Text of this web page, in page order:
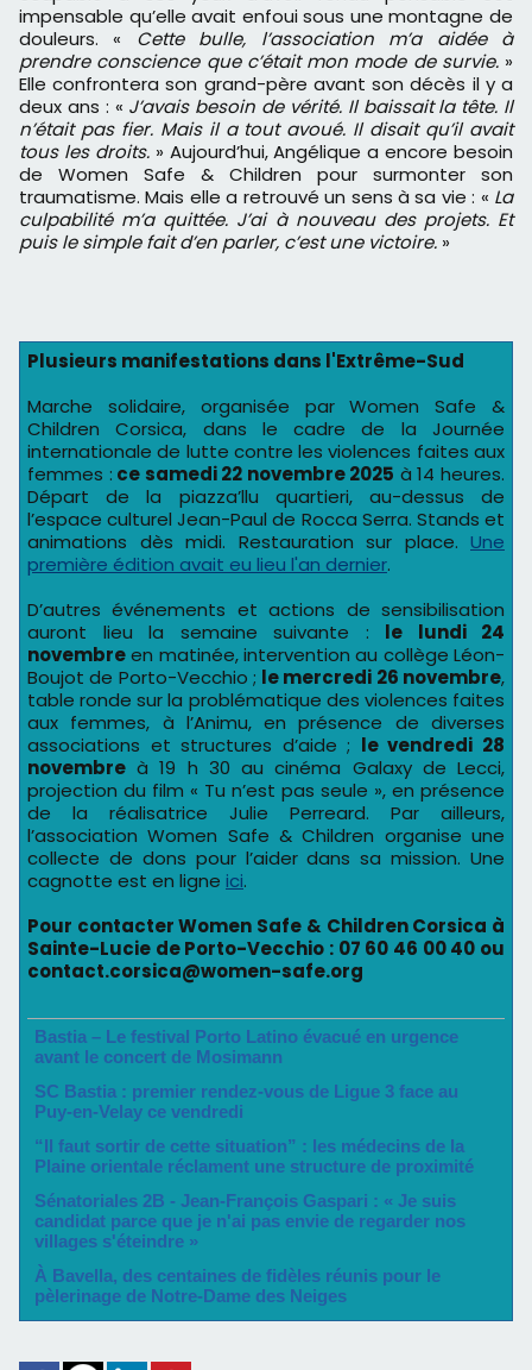
impensable qu’elle avait enfoui sous une montagne de
douleurs. « Cette bulle, l’association m’a aidée à
prendre conscience que c’était mon mode de survie.»
Elle confrontera son grand-père avant son décès il y a
deux ans : « J’avais besoin de vérité. Il baissait la tête. Il
n’était pas fier. Mais il a tout avoué. Il disait qu’il avait
tous les droits.» Aujourd’hui, Angélique a encore besoin
de Women Safe & Children pour surmonter son
traumatisme. Mais elle a retrouvé un sens à sa vie : « La
culpabilité m’a quittée. J’ai à nouveau des projets. Et
puis le simple fait d’en parler, c’est une victoire. »
Plusieurs manifestations dans l'Extrême-Sud
Marche solidaire, organisée par Women Safe &
Children Corsica, dans le cadre de la Journée
internationale de lutte contre les violences faites aux
femmes : ce samedi 22 novembre 2025 à 14 heures.
Départ de la piazza’llu quartieri, au-dessus de
l’espace culturel Jean-Paul de Rocca Serra. Stands et
animations dès midi. Restauration sur place. Une
première édition avait eu lieu l'an dernier.
D’autres événements et actions de sensibilisation
auront lieu la semaine suivante : le lundi 24
novembreen matinée, intervention au collège Léon-
Boujot de Porto-Vecchio ; le mercredi 26 novembre,
table ronde sur la problématique des violences faites
aux femmes, à l’Animu, en présence de diverses
associations et structures d’aide ; le vendredi 28
novembre à 19 h 30 au cinéma Galaxy de Lecci,
projection du film « Tu n’est pas seule », en présence
de la réalisatrice Julie Perreard. Par ailleurs,
l’association Women Safe & Children organise une
collecte de dons pour l’aider dans sa mission. Une
cagnotte est en ligne ici.
Pour contacter Women Safe & Children Corsica à
Sainte-Lucie de Porto-Vecchio : 07 60 46 00 40 ou
contact.corsica@women-safe.org
Bastia – Le festival Porto Latino évacué en urgence
avant le concert de Mosimann
SC Bastia : premier rendez-vous de Ligue 3 face au
Puy-en-Velay ce vendredi
“Il faut sortir de cette situation” : les médecins de la
Plaine orientale réclament une structure de proximité
Sénatoriales 2B - Jean-François Gaspari : « Je suis
candidat parce que je n'ai pas envie de regarder nos
villages s'éteindre »
À Bavella, des centaines de fidèles réunis pour le
pèlerinage de Notre-Dame des Neiges